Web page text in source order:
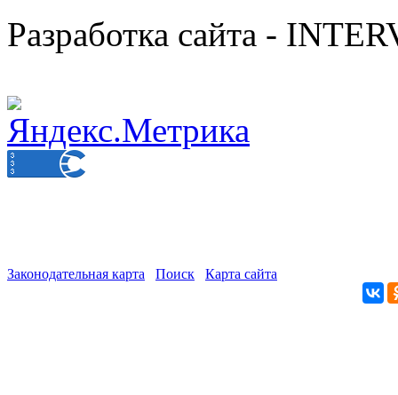
Разработка сайта -
Законодательная карта Поиск Карта сайта